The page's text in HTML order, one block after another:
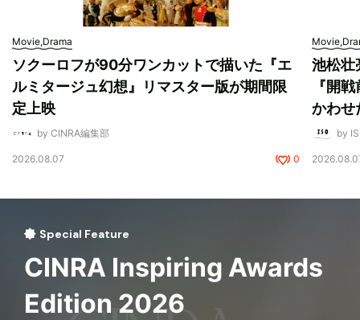
Movie,Drama
ソクーロフが90分ワンカットで描いた『エ
ルミタージュ幻想』リマスター版が期間限
定上映
by CINRA編集部
2026.08.07 0
池松壮
『開
かわせ
by
Special Feature
CINRA Inspiring Awards
Edition 2026